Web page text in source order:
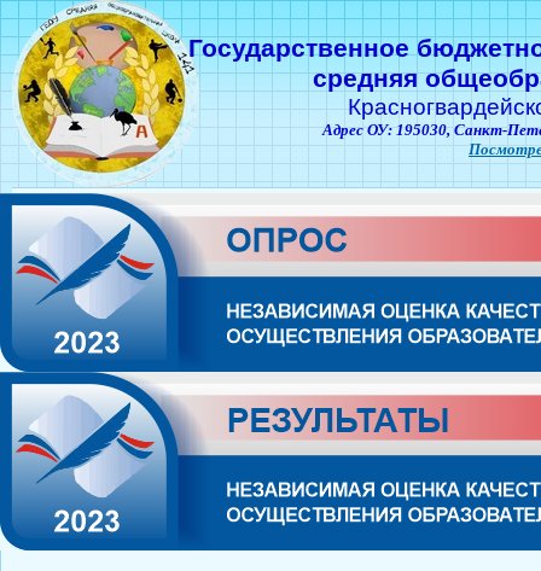
Государственное
средняя
Адрес ОУ: 195030, Санкт-